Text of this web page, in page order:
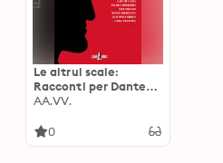
Le altrui scale:
Racconti per Dante
Alighieri
AA.VV.
0